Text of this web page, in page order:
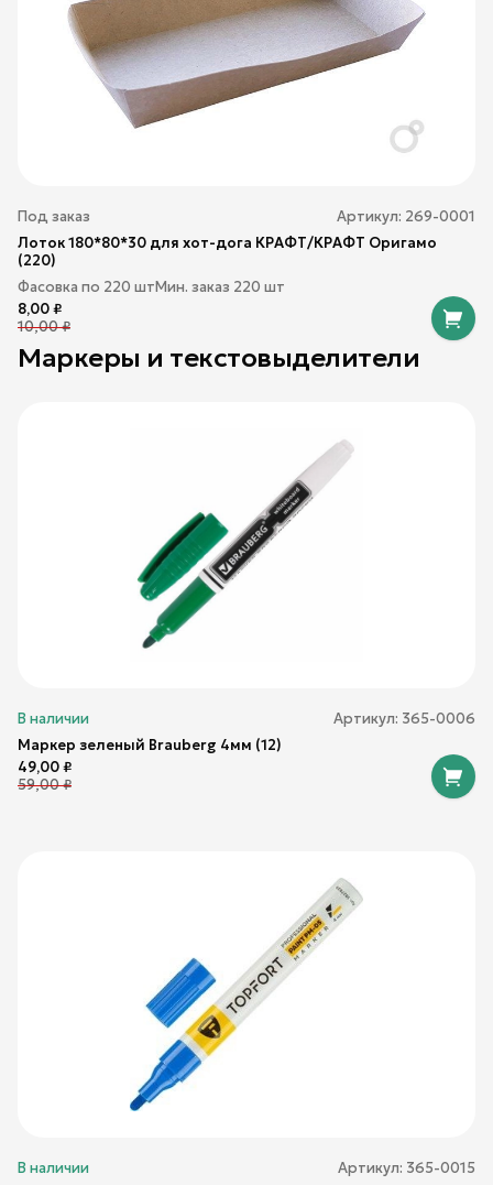
Под заказ Артикул: 269-0001
Лоток 180*80*30 для хот-дога КРАФТ/КРАФТ Оригамо
(220)
Фасовка по 220 штМин. заказ 220 шт
8,00₽
10,00₽
Маркеры и текстовыделители
В наличии Артикул: 365-0006
Маркер зеленый Brauberg 4мм (12)
49,00₽
59,00₽
В наличии Артикул: 365-0015